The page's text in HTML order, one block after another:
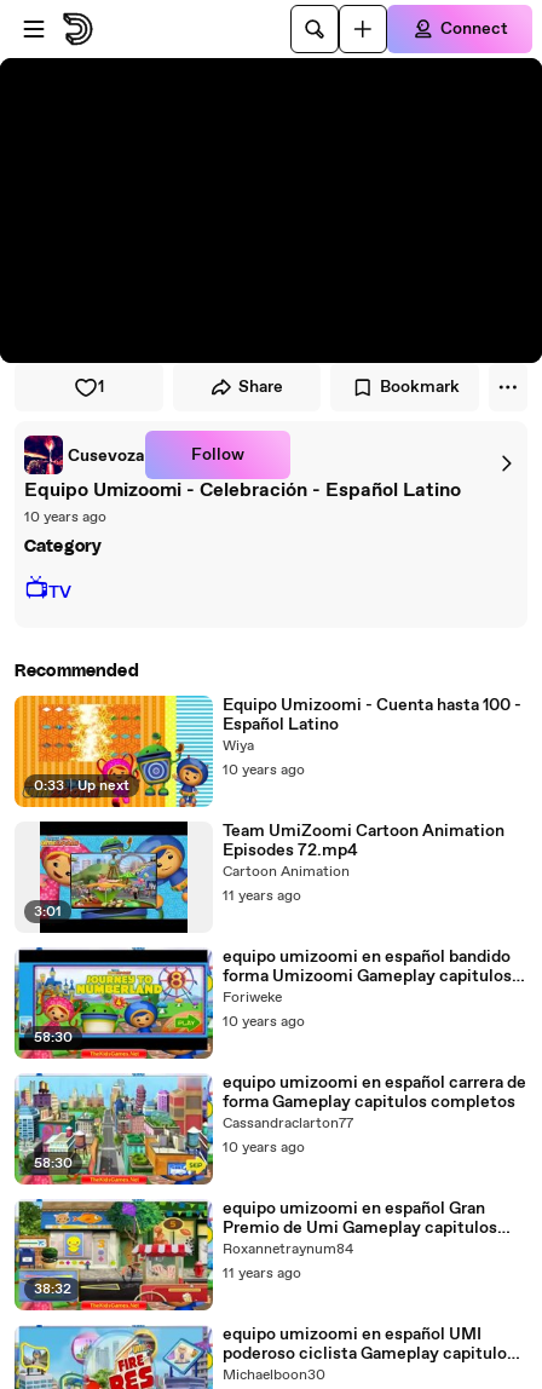
Skip to player
Skip to main content
Connect
1 Share Bookmark
Cusevoza Follow
Equipo Umizoomi - Celebración - Español Latino
10 years ago
Category
📺TV
Recommended
0:33 | Up next
Equipo Umizoomi - Cuenta hasta 100 -
Español Latino
Wiya
10 years ago
3:01
Team UmiZoomi Cartoon Animation
Episodes 72.mp4
Cartoon Animation
11 years ago
58:30
equipo umizoomi en español bandido
forma Umizoomi Gameplay capitulos
completos
Foriweke
10 years ago
58:30
equipo umizoomi en español carrera de
forma Gameplay capitulos completos
Cassandraclarton77
10 years ago
38:32
equipo umizoomi en español Gran
Premio de Umi Gameplay capitulos
completos
Roxannetraynum84
11 years ago
equipo umizoomi en español UMI
poderoso ciclista Gameplay capitulos
completos
Michaelboon30